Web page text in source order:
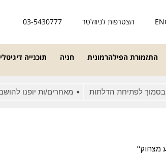
הצטרפות לניוזלטר 03-5430777
התזמורת הפילהרמונית חניה תוכנייה
לפתיחת הדלתות מאחרים/ות יופנו להושבה
מצחוק"